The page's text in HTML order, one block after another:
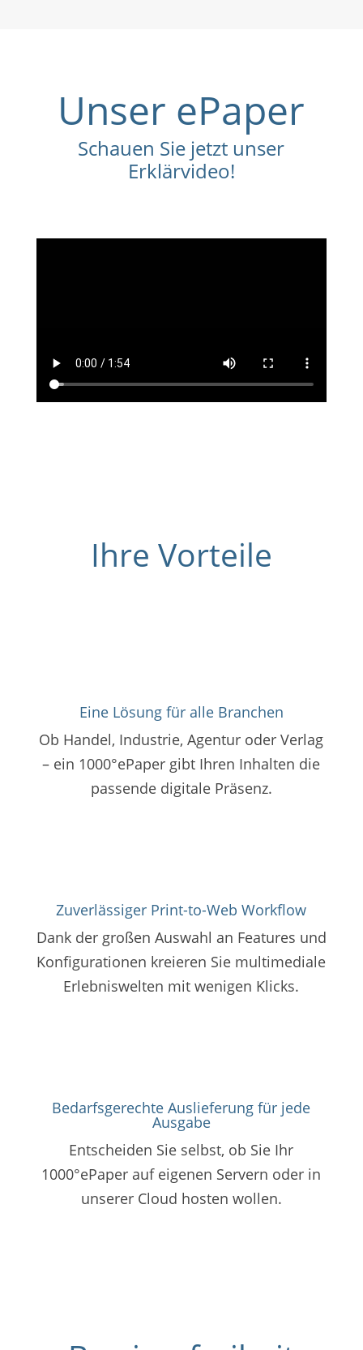
Unser ePaper
Schauen Sie jetzt unser
Erklärvideo!
Ihre Vorteile
Eine Lösung für alle Branchen
Ob Handel, Industrie, Agentur oder Verlag
– ein 1000°ePaper gibt Ihren Inhalten die
passende digitale Präsenz.
Zuverlässiger Print-to-Web Workflow
Dank der großen Auswahl an Features und
Konfigurationen kreieren Sie multimediale
Erlebniswelten mit wenigen Klicks.
Bedarfsgerechte Auslieferung für jede
Ausgabe
Entscheiden Sie selbst, ob Sie Ihr
1000°ePaper auf eigenen Servern oder in
unserer Cloud hosten wollen.